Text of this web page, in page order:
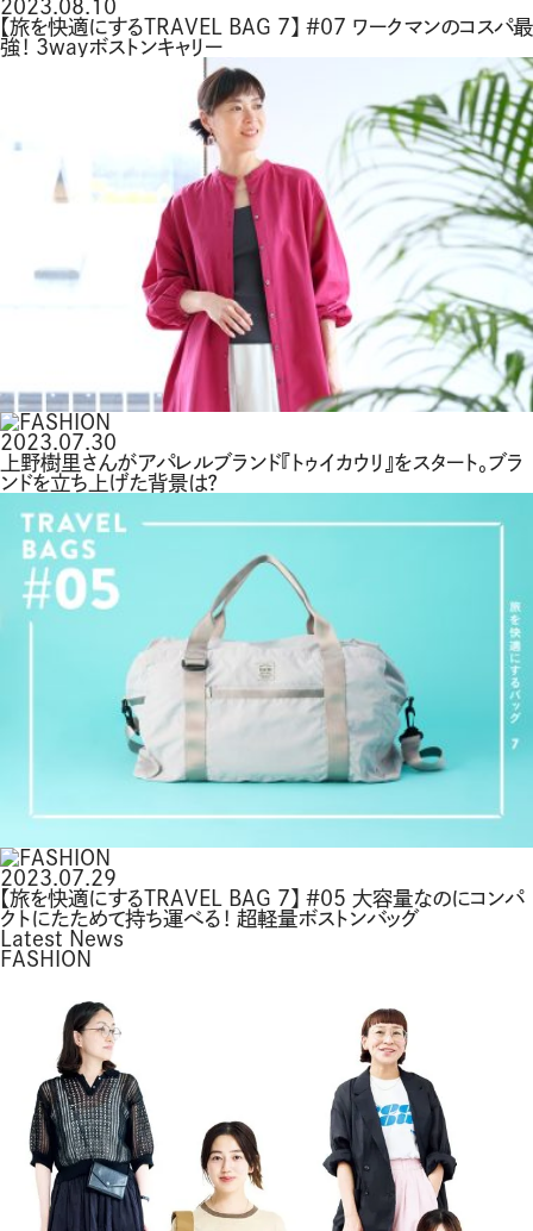
2023.08.10
【旅を快適にするTRAVEL BAG 7】 #07 ワークマンのコスパ最
強！ 3wayボストンキャリー
2023.07.30
上野樹里さんがアパレルブランド『トゥイカウリ』をスタート。ブラ
ンドを立ち上げた背景は？
2023.07.29
【旅を快適にするTRAVEL BAG 7】 #05 大容量なのにコンパ
クトにたためて持ち運べる！ 超軽量ボストンバッグ
Latest News
FASHION